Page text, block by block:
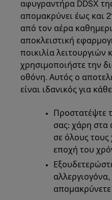
αφυγραντήρα DDSX
απομακρύνει έως και
από τον αέρα
αποκλειστική
ποικιλία λειτουργιών
χρησιμοποιήστε την
οθόνη. Αυτός ο
είναι ιδανικός για
Προστατέψτε
σας: χάρη στα
σε όλους
εποχή του
απομακρύνετε